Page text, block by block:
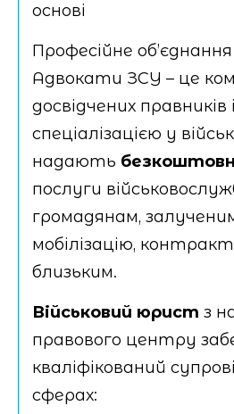
основі
Професійне
Адвокати ЗСУ – це
досвідчених правників
спеціалізацією у
надають
послуги
громадянам,
мобілізацію,
близьким.
Військовий юрист з
правового центру
кваліфікований
сферах: